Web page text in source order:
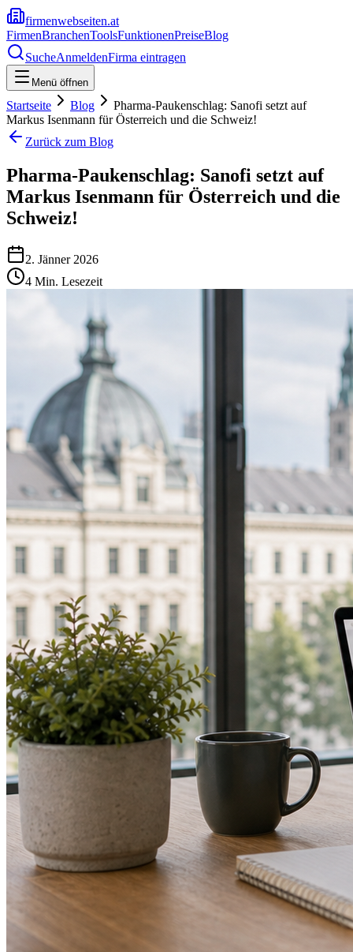
firmenwebseiten.at
FirmenBranchenToolsFunktionenPreiseBlog
SucheAnmeldenFirma eintragen
Menü öffnen
Startseite Blog
Pharma-Paukenschlag: Sanofi setzt auf
Markus Isenmann für Österreich und die Schweiz!
Zurück zum Blog
Pharma-Paukenschlag: Sanofi setzt auf
Markus Isenmann für Österreich und die
Schweiz!
2. Jänner 2026
4 Min. Lesezeit